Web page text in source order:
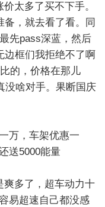
太多了买不下手。
，就去看了看。同
先pass深蓝，然后
边框们我拒绝不了啊
的，价格在那儿
没啥对手。果断国庆
万，车架优惠一
送5000能量
爽多了，超车动力十
易超速自己都没感